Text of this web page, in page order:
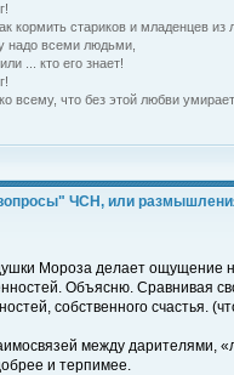
кормить стариков и младенцев из
надо всеми людьми,
... кто его знает!
всему, что без этой любви
ЧСН, или
Мороза делает ощущение
Объясню. Сравнивая
собственного счастья.
между дарителями,
и терпимее.